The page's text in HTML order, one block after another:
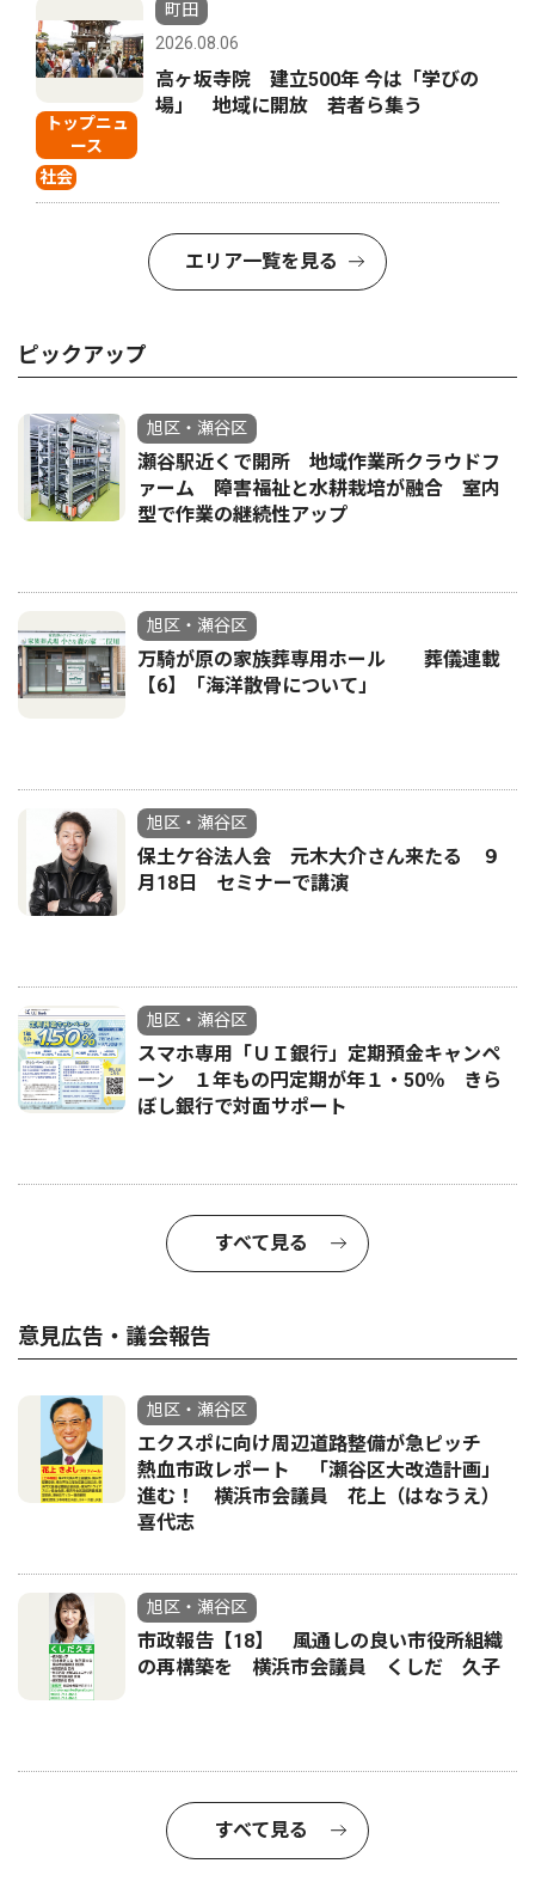
トップニュ
ース
社会
町田
2026.08.06
高ヶ坂寺院 建立500年 今は「学びの
場」 地域に開放 若者ら集う
エリア一覧を見る
ピックアップ
旭区・瀬谷区
瀬谷駅近くで開所 地域作業所クラウドフ
ァーム 障害福祉と水耕栽培が融合 室内
型で作業の継続性アップ
旭区・瀬谷区
万騎が原の家族葬専用ホール 葬儀連載
【6】「海洋散骨について」
旭区・瀬谷区
保土ケ谷法人会 元木大介さん来たる ９
月18日 セミナーで講演
旭区・瀬谷区
スマホ専用「ＵＩ銀行」定期預金キャンペ
ーン １年もの円定期が年１・50％ きら
ぼし銀行で対面サポート
すべて見る
意見広告・議会報告
旭区・瀬谷区
エクスポに向け周辺道路整備が急ピッチ
熱血市政レポート 「瀬谷区大改造計画」
進む！ 横浜市会議員 花上（はなうえ）
喜代志
旭区・瀬谷区
市政報告【18】 風通しの良い市役所組織
の再構築を 横浜市会議員 くしだ 久子
すべて見る